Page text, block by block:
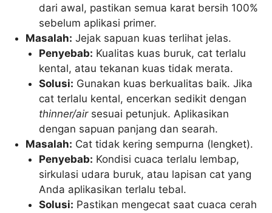
dari awal, pastikan semua karat bersih 100%
sebelum aplikasi primer.
Masalah: Jejak sapuan kuas terlihat jelas.
Penyebab: Kualitas kuas buruk, cat terlalu
kental, atau tekanan kuas tidak merata.
Solusi: Gunakan kuas berkualitas baik. Jika
cat terlalu kental, encerkan sedikit dengan
thinner/airsesuai petunjuk. Aplikasikan
dengan sapuan panjang dan searah.
Masalah: Cat tidak kering sempurna (lengket).
Penyebab: Kondisi cuaca terlalu lembap,
sirkulasi udara buruk, atau lapisan cat yang
Anda aplikasikan terlalu tebal.
Solusi: Pastikan mengecat saat cuaca cerah